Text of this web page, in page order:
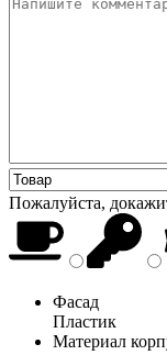
Пожалуйста,
Фасад
Пластик
Материал